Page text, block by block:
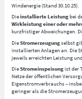
Windenergie (Stand 30.10.25).
Dieinstallierte Leistung bei
Wirkleistung einer oder
kurzfristiger Abweichungen.
DieStromerzeugungselbst
installierten Anlagen an. Die
jeweils erreichten Leistung
DieStromeinspeisungist der
Netze der öffentlichen
Eigenstromverbrauchs –
geringer als die